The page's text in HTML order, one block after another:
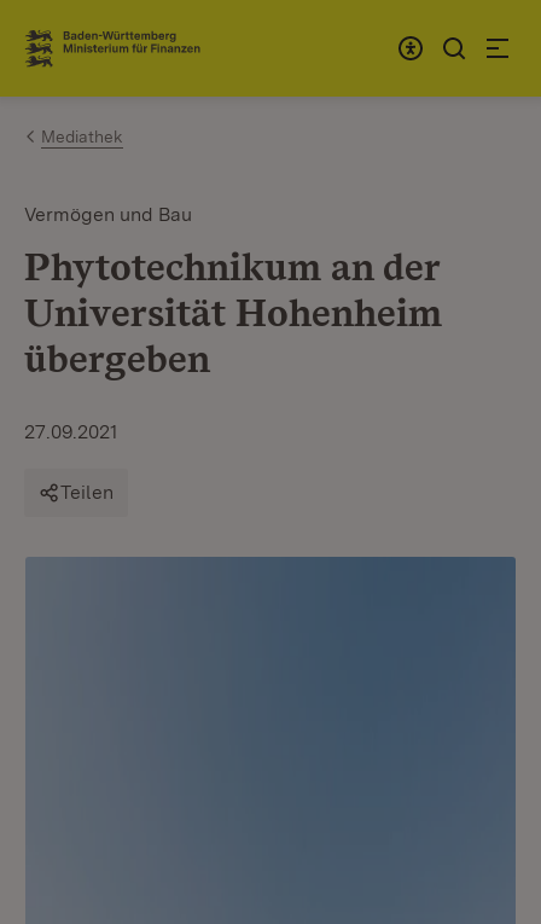
Zum Inhalt springen
Link zur Startseite
Mediathek
Vermögen und Bau
Phytotechnikum an der
Universität Hohenheim
übergeben
27.09.2021
Teilen